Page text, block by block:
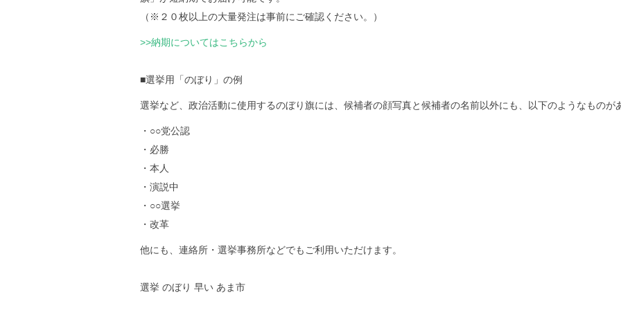
（※２０枚以上の大量発注は事前にご確認ください。）
>>納期についてはこちらから
■選挙用「のぼり」の例
選挙など、政治活動に使用するのぼり旗には、候補者の顔写真と候補者の名前以外にも、以下のようなものが
・○○党公認
・必勝
・本人
・演説中
・○○選挙
・改革
他にも、連絡所・選挙事務所などでもご利用いただけます。
選挙 のぼり 早い あま市